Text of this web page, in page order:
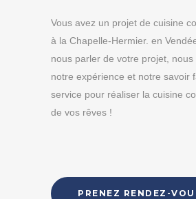
Vous avez un projet de cuisine
à la Chapelle-Hermier. en
nous parler de votre projet, nous
notre expérience et notre savoir
service pour réaliser la cuisine
de vos rêves !
PRENEZ RENDEZ-